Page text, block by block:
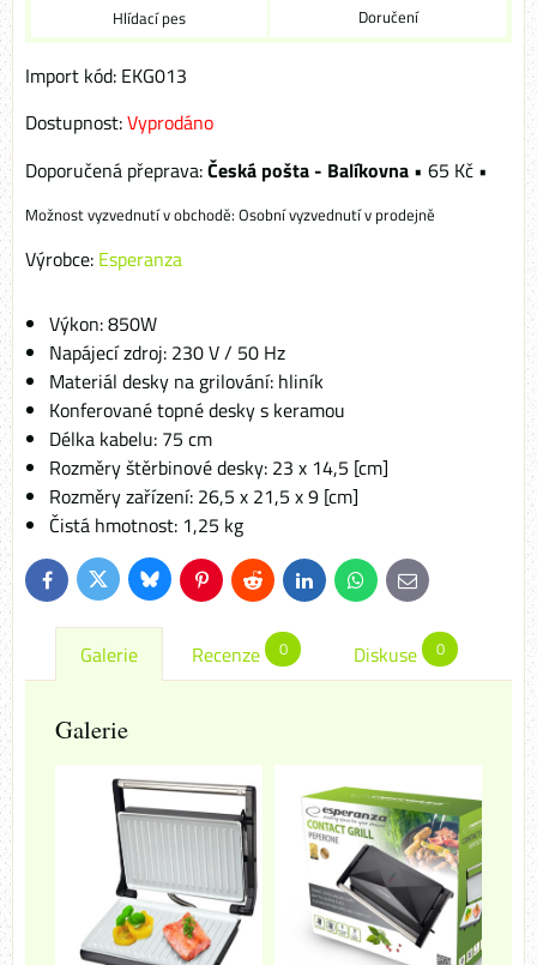
Hlídací pes Doručení
Import kód: EKG013
Dostupnost:Vyprodáno
Česká pošta - Balíkovna • 65 Kč •
Osobní vyzvednutí v prodejně
Výrobce: Esperanza
Výkon: 850W
Napájecí zdroj: 230 V / 50 Hz
Materiál desky na grilování: hliník
Konferované topné desky s keramou
Délka kabelu: 75 cm
Rozměry štěrbinové desky: 23 x 14,5 [cm]
Rozměry zařízení: 26,5 x 21,5 x 9 [cm]
Čistá hmotnost: 1,25 kg
FacebookTwitterBlueskyPinterestReddit LinkedInWhatsApp
E-
mail
Galerie Recenze 0 Diskuse 0
Galerie